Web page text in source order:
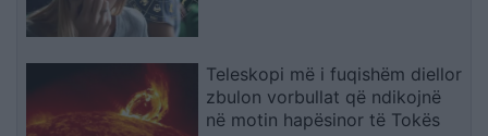
Teleskopi më i fuqishëm diellor
zbulon vorbullat që ndikojnë
në motin hapësinor të Tokës